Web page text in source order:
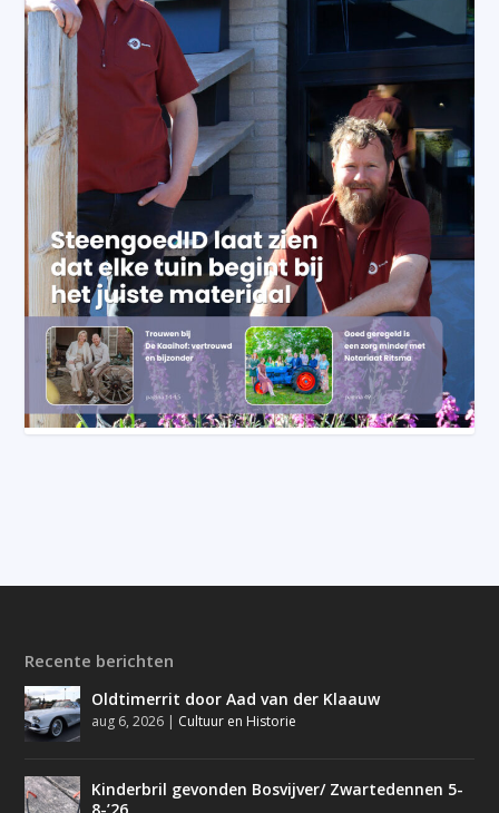
Recente berichten
Oldtimerrit door Aad van der Klaauw
aug 6, 2026 | Cultuur en Historie
Kinderbril gevonden Bosvijver/ Zwartedennen 5-